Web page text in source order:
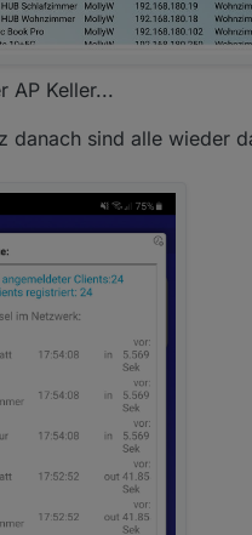
verschiedenen Intervallen ? In
Client Liste stehen dann auch
sind. Wenige Sekunden später
das was mit asynch zu tun ?
du das sehr schön
clients immer online zu sehen
schau mal, ob mir noch was
AP Keller...
danach sind alle wieder